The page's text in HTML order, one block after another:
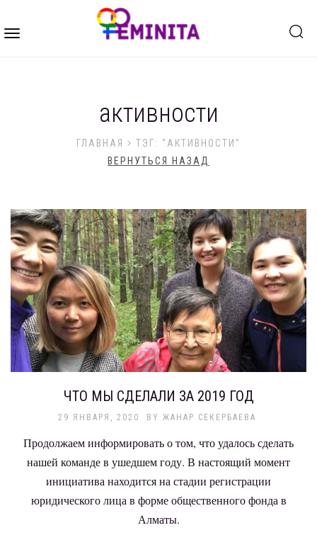
Toggle
активности
ГЛАВНАЯ
ТЭГ: “АКТИВНОСТИ”
ВЕРНУТЬСЯ НАЗАД
ЧТО МЫ СДЕЛАЛИ ЗА 2019 ГОД
29 ЯНВАРЯ, 2020 BY ЖАНАР СЕКЕРБАЕВА
Продолжаем информировать о том, что удалось сделать
нашей команде в ушедшем году. В настоящий момент
инициатива находится на стадии регистрации
юридического лица в форме общественного фонда в
Алматы.